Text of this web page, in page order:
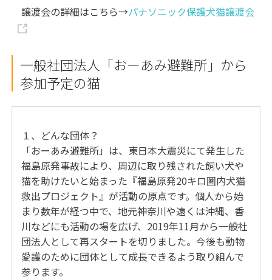
譲渡会の詳細はこちら→パナソニック保護犬猫譲渡会
一般社団法人「おーあみ避難所」から
参加予定の猫
１、どんな団体？
「おーあみ避難所」は、東日本大震災にて発生した
福島原発事故により、周辺に取り残された飼い犬や
猫を助けたいと始まった『福島原発20キロ圏内犬猫
救出プロジェクト』が活動の原点です。個人から始
まり数年が経つ中で、地元神奈川や遠くは沖縄、香
川などにも活動の場を広げ、2019年11月から一般社
団法人として再スタートを切りました。今後も動物
愛護のために団体として成長できるよう取り組んで
参ります。